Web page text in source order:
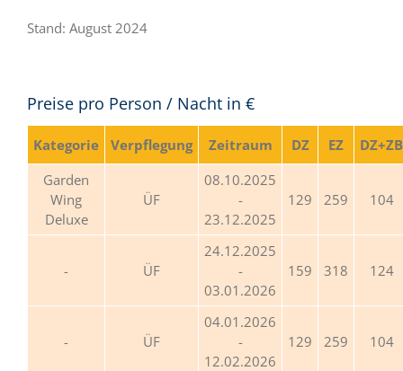
Stand: August 2024
Preise pro Person / Nacht in €
Kategorie Verpflegung Zeitraum DZ EZ
DZ+ZB
Garden
Wing
Deluxe
ÜF
08.10.2025
-
23.12.2025
129 259 104
ÜF
24.12.2025
-
03.01.2026
159 318 124
ÜF
04.01.2026
-
12.02.2026
129 259 104